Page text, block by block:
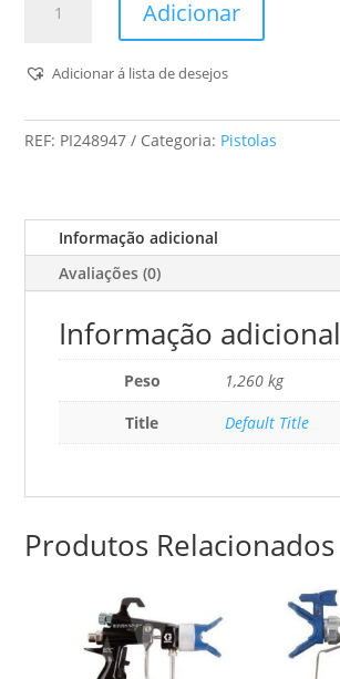
-
Pistolas
(assistidas
-
Controlo
excessiva
Ll5419,
246538)
Adicionar
Adicionar á lista de desejos
REF: PI248947 Categoria: Pistolas
Informação adicional
Avaliações (0)
Informação adicional
Peso
1,260 kg
Title
Default Title
Produtos Relacionados